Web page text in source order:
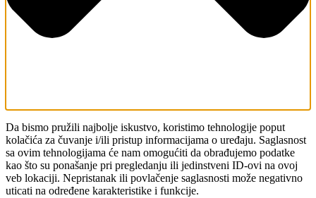
Da bismo pružili najbolje iskustvo, koristimo tehnologije poput
kolačića za čuvanje i/ili pristup informacijama o uređaju. Saglasnost
sa ovim tehnologijama će nam omogućiti da obrađujemo podatke
kao što su ponašanje pri pregledanju ili jedinstveni ID-ovi na ovoj
veb lokaciji. Nepristanak ili povlačenje saglasnosti može negativno
uticati na određene karakteristike i funkcije.